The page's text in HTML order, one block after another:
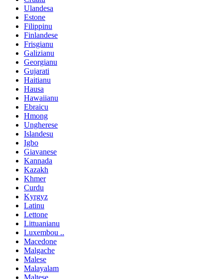
Ulandesa
Estone
Filippinu
Finlandese
Frisgianu
Galizianu
Georgianu
Gujarati
Haitianu
Hausa
Hawaiianu
Ebraicu
Hmong
Ungherese
Islandesu
Igbo
Giavanese
Kannada
Kazakh
Khmer
Curdu
Kyrgyz
Latinu
Lettone
Littuanianu
Luxembou ..
Macedone
Malgache
Malese
Malayalam